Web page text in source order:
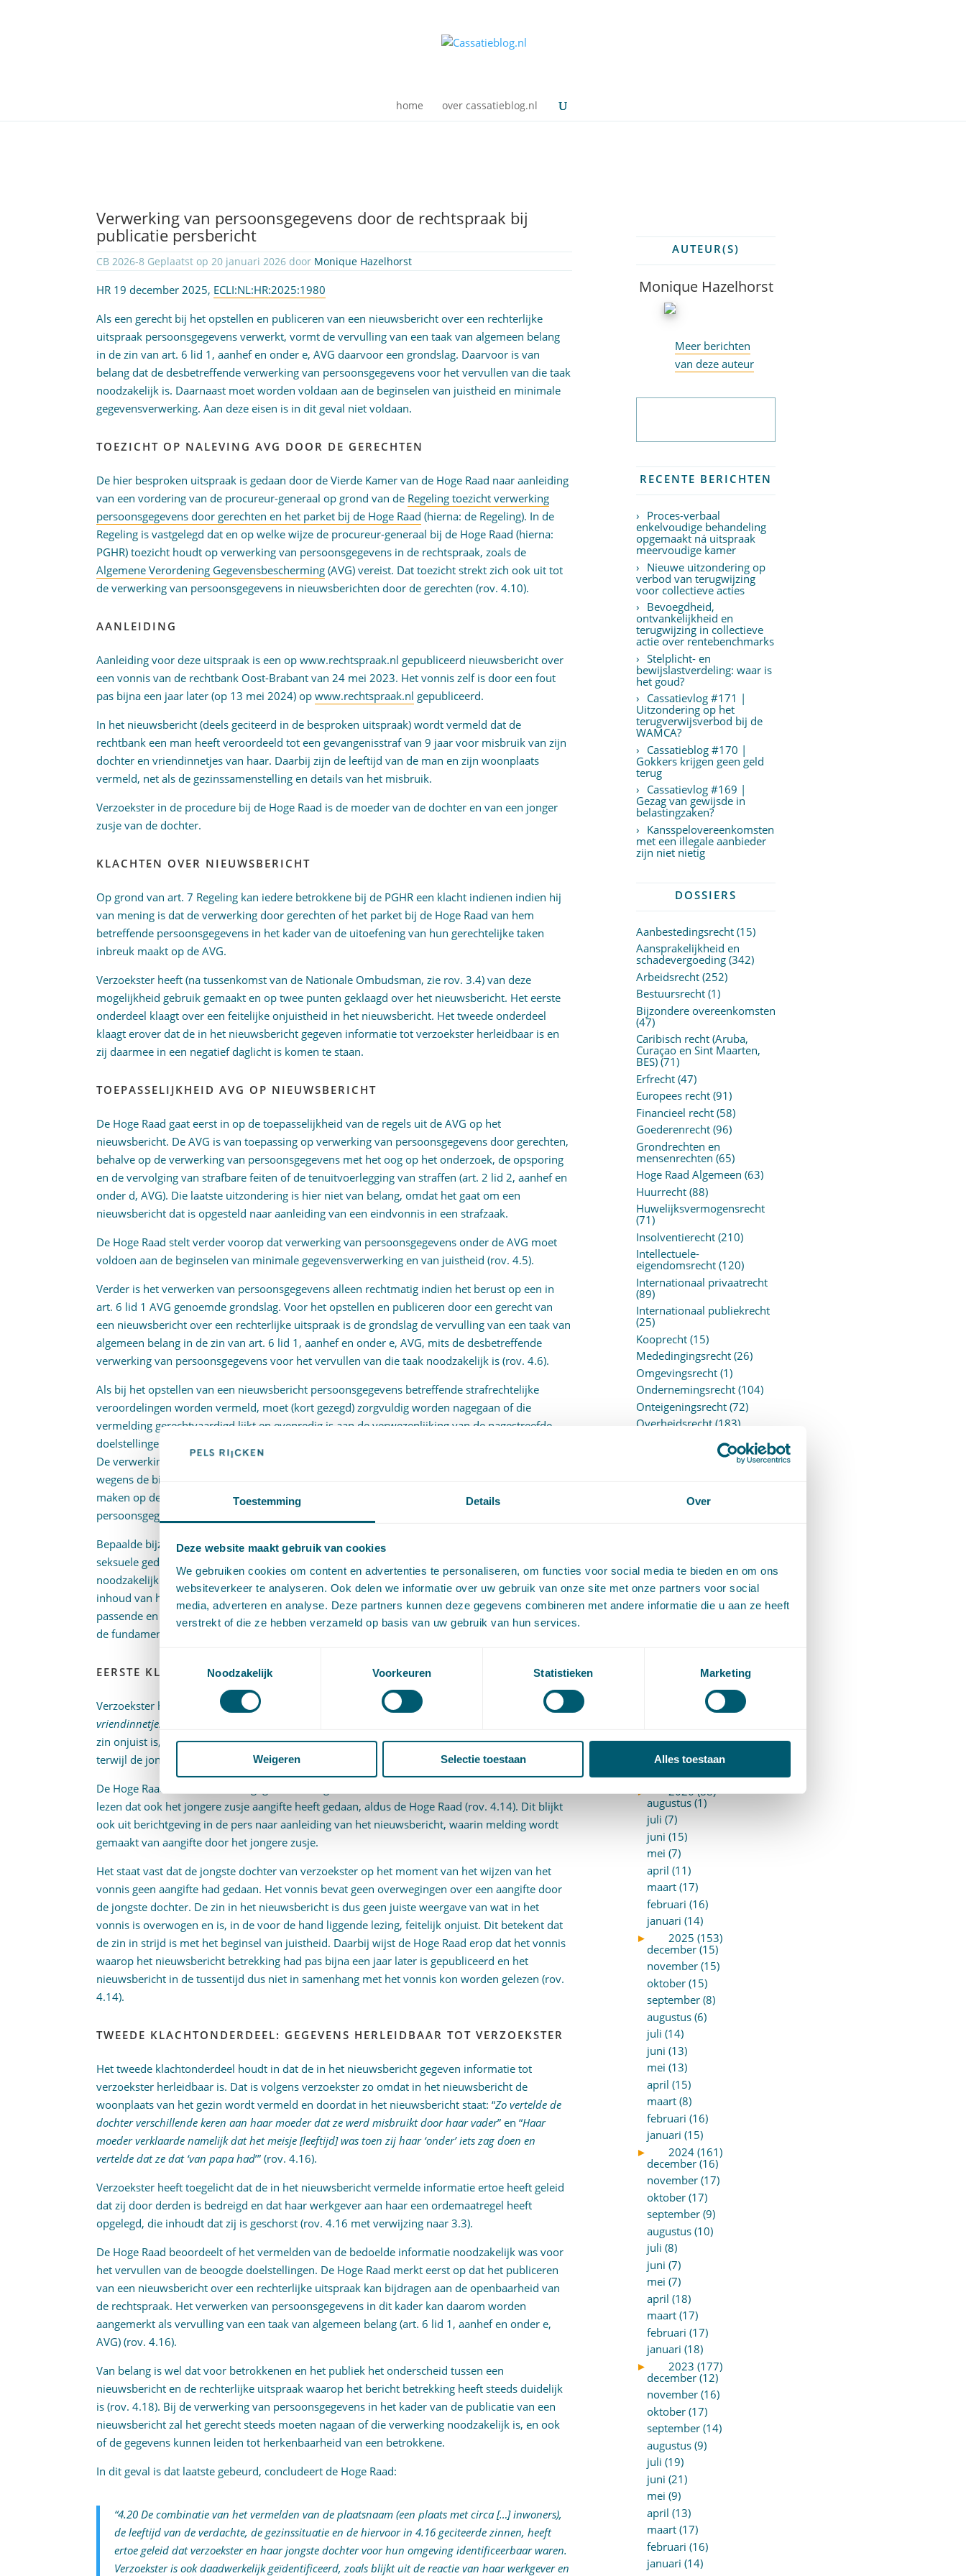
Toestemming Details Over
Deze website maakt gebruik van cookies
We gebruiken cookies om content en advertenties te personaliseren, om functies voor social media te bieden en om ons
websiteverkeer te analyseren. Ook delen we informatie over uw gebruik van onze site met onze partners voor social
media, adverteren en analyse. Deze partners kunnen deze gegevens combineren met andere informatie die u aan ze heeft
verstrekt of die ze hebben verzameld op basis van uw gebruik van hun services.
Noodzakelijk
Voorkeuren Statistieken Marketing
Weigeren Selectie toestaan Alles toestaan
home over cassatieblog.nl
Verwerking van persoonsgegevens door de rechtspraak bij
publicatie persbericht
CB 2026-8 Geplaatst op 20 januari 2026 door Monique Hazelhorst
HR 19 december 2025, ECLI:NL:HR:2025:1980
Als een gerecht bij het opstellen en publiceren van een nieuwsbericht over een rechterlijke
uitspraak persoonsgegevens verwerkt, vormt de vervulling van een taak van algemeen belang
in de zin van art. 6 lid 1, aanhef en onder e, AVG daarvoor een grondslag. Daarvoor is van
belang dat de desbetreffende verwerking van persoonsgegevens voor het vervullen van die taak
noodzakelijk is. Daarnaast moet worden voldaan aan de beginselen van juistheid en minimale
gegevensverwerking. Aan deze eisen is in dit geval niet voldaan.
TOEZICHT OP NALEVING AVG DOOR DE GERECHTEN
De hier besproken uitspraak is gedaan door de Vierde Kamer van de Hoge Raad naar aanleiding
van een vordering van de procureur-generaal op grond van de Regeling toezicht verwerking
persoonsgegevens door gerechten en het parket bij de Hoge Raad (hierna: de Regeling). In de
Regeling is vastgelegd dat en op welke wijze de procureur-generaal bij de Hoge Raad (hierna:
PGHR) toezicht houdt op verwerking van persoonsgegevens in de rechtspraak, zoals de
Algemene Verordening Gegevensbescherming (AVG) vereist. Dat toezicht strekt zich ook uit tot
de verwerking van persoonsgegevens in nieuwsberichten door de gerechten (rov. 4.10).
AANLEIDING
Aanleiding voor deze uitspraak is een op www.rechtspraak.nl gepubliceerd nieuwsbericht over
een vonnis van de rechtbank Oost-Brabant van 24 mei 2023. Het vonnis zelf is door een fout
pas bijna een jaar later (op 13 mei 2024) opwww.rechtspraak.nl gepubliceerd.
In het nieuwsbericht (deels geciteerd in de besproken uitspraak) wordt vermeld dat de
rechtbank een man heeft veroordeeld tot een gevangenisstraf van 9 jaar voor misbruik van zijn
dochter en vriendinnetjes van haar. Daarbij zijn de leeftijd van de man en zijn woonplaats
vermeld, net als de gezinssamenstelling en details van het misbruik.
Verzoekster in de procedure bij de Hoge Raad is de moeder van de dochter en van een jonger
zusje van de dochter.
KLACHTEN OVER NIEUWSBERICHT
Op grond van art. 7 Regeling kan iedere betrokkene bij de PGHR een klacht indienen indien hij
van mening is dat de verwerking door gerechten of het parket bij de Hoge Raad van hem
betreffende persoonsgegevens in het kader van de uitoefening van hun gerechtelijke taken
inbreuk maakt op de AVG.
Verzoekster heeft (na tussenkomst van de Nationale Ombudsman, zie rov. 3.4) van deze
mogelijkheid gebruik gemaakt en op twee punten geklaagd over het nieuwsbericht. Het eerste
onderdeel klaagt over een feitelijke onjuistheid in het nieuwsbericht. Het tweede onderdeel
klaagt erover dat de in het nieuwsbericht gegeven informatie tot verzoekster herleidbaar is en
zij daarmee in een negatief daglicht is komen te staan.
TOEPASSELIJKHEID AVG OP NIEUWSBERICHT
De Hoge Raad gaat eerst in op de toepasselijkheid van de regels uit de AVG op het
nieuwsbericht. De AVG is van toepassing op verwerking van persoonsgegevens door gerechten,
behalve op de verwerking van persoonsgegevens met het oog op het onderzoek, de opsporing
en de vervolging van strafbare feiten of de tenuitvoerlegging van straffen (art. 2 lid 2, aanhef en
onder d, AVG). Die laatste uitzondering is hier niet van belang, omdat het gaat om een
nieuwsbericht dat is opgesteld naar aanleiding van een eindvonnis in een strafzaak.
De Hoge Raad stelt verder voorop dat verwerking van persoonsgegevens onder de AVG moet
voldoen aan de beginselen van minimale gegevensverwerking en van juistheid (rov. 4.5).
Verder is het verwerken van persoonsgegevens alleen rechtmatig indien het berust op een in
art. 6 lid 1 AVG genoemde grondslag. Voor het opstellen en publiceren door een gerecht van
een nieuwsbericht over een rechterlijke uitspraak is de grondslag de vervulling van een taak van
algemeen belang in de zin van art. 6 lid 1, aanhef en onder e, AVG, mits de desbetreffende
verwerking van persoonsgegevens voor het vervullen van die taak noodzakelijk is (rov. 4.6).
Als bij het opstellen van een nieuwsbericht persoonsgegevens betreffende strafrechtelijke
veroordelingen worden vermeld, moet (kort gezegd) zorgvuldig worden nagegaan of die
vermelding gerechtvaardigd lijkt en evenredig is aan de verwezenlijking van de nagestreefde
doelstellingen, zo blijkt uit rechtspraak van het Hof van Justitie van de Europese Unie (HvJEU).
De verwerking van gegevens betreffende strafrechtelijke veroordelingen en strafbare feiten kan
wegens de bijzondere gevoeligheid van deze gegevens immers in zeer ernstige mate inbreuk
maken op de grondrechten op eerbiediging van het privéleven en op bescherming van
persoonsgegevens (rov. 4.6).
Bepaalde bijzondere categorieën persoonsgegevens, waaronder gegevens over iemands
seksuele gedrag of seksuele geaardheid, mogen bovendien alleen worden verwerkt als dat
noodzakelijk is om redenen van zwaarwegend algemeen belang. Daarbij moet de wezenlijke
inhoud van het recht op bescherming van persoonsgegevens worden geëerbiedigd en moeten
passende en specifieke maatregelen worden getroffen ter bescherming van de grondrechten en
de fundamentele belangen van de betrokkene (rov. 4.7).
EERSTE KLACHTONDERDEEL: ONJUISTE GEGEVENS
Verzoekster had in de eerste plaats geklaagd over de volgende zin uit het nieuwsbericht: “
Ook 3
vriendinnetjes van het meisje en haar jongere zusje deden aangifte
zin onjuist is, omdat die tot uitdrukking brengt dat het jongere zusje aangifte heeft gedaan,
terwijl de jongste dochter van verzoekster destijds (nog) geen aangifte had gedaan.
De Hoge Raad acht deze klacht gegrond. Het ligt voor de hand de zin in het nieuwsbericht zo te
lezen dat ook het jongere zusje aangifte heeft gedaan, aldus de Hoge Raad (rov. 4.14). Dit blijkt
ook uit berichtgeving in de pers naar aanleiding van het nieuwsbericht, waarin melding wordt
gemaakt van aangifte door het jongere zusje.
Het staat vast dat de jongste dochter van verzoekster op het moment van het wijzen van het
vonnis geen aangifte had gedaan. Het vonnis bevat geen overwegingen over een aangifte door
de jongste dochter. De zin in het nieuwsbericht is dus geen juiste weergave van wat in het
vonnis is overwogen en is, in de voor de hand liggende lezing, feitelijk onjuist. Dit betekent dat
de zin in strijd is met het beginsel van juistheid. Daarbij wijst de Hoge Raad erop dat het vonnis
waarop het nieuwsbericht betrekking had pas bijna een jaar later is gepubliceerd en het
nieuwsbericht in de tussentijd dus niet in samenhang met het vonnis kon worden gelezen (rov.
4.14).
TWEEDE KLACHTONDERDEEL: GEGEVENS HERLEIDBAAR TOT VERZOEKSTER
Het tweede klachtonderdeel houdt in dat de in het nieuwsbericht gegeven informatie tot
verzoekster herleidbaar is. Dat is volgens verzoekster zo omdat in het nieuwsbericht de
woonplaats van het gezin wordt vermeld en doordat in het nieuwsbericht staat: “Zo vertelde de
dochter verschillende keren aan haar moeder dat ze werd misbruikt door haar vader” en “Haar
moeder verklaarde namelijk dat het meisje [leeftijd] was toen zij haar ‘onder’ iets zag doen en
vertelde dat ze dat ‘van papa had’” (rov. 4.16).
Verzoekster heeft toegelicht dat de in het nieuwsbericht vermelde informatie ertoe heeft geleid
dat zij door derden is bedreigd en dat haar werkgever aan haar een ordemaatregel heeft
opgelegd, die inhoudt dat zij is geschorst (rov. 4.16 met verwijzing naar 3.3).
De Hoge Raad beoordeelt of het vermelden van de bedoelde informatie noodzakelijk was voor
het vervullen van de beoogde doelstellingen. De Hoge Raad merkt eerst op dat het publiceren
van een nieuwsbericht over een rechterlijke uitspraak kan bijdragen aan de openbaarheid van
de rechtspraak. Het verwerken van persoonsgegevens in dit kader kan daarom worden
aangemerkt als vervulling van een taak van algemeen belang (art. 6 lid 1, aanhef en onder e,
AVG) (rov. 4.16).
Van belang is wel dat voor betrokkenen en het publiek het onderscheid tussen een
nieuwsbericht en de rechterlijke uitspraak waarop het bericht betrekking heeft steeds duidelijk
is (rov. 4.18). Bij de verwerking van persoonsgegevens in het kader van de publicatie van een
nieuwsbericht zal het gerecht steeds moeten nagaan of die verwerking noodzakelijk is, en ook
of de gegevens kunnen leiden tot herkenbaarheid van een betrokkene.
In dit geval is dat laatste gebeurd, concludeert de Hoge Raad:
“4.20 De combinatie van het vermelden van de plaatsnaam (een plaats met circa […] inwoners),
de leeftijd van de verdachte, de gezinssituatie en de hiervoor in 4.16 geciteerde zinnen, heeft
ertoe geleid dat verzoekster en haar jongste dochter voor hun omgeving identificeerbaar waren.
Verzoekster is ook daadwerkelijk geïdentificeerd, zoals blijkt uit de reactie van haar werkgever en
AUTEUR(S)
Monique Hazelhorst
Meer berichten
van deze auteur
RECENTE BERICHTEN
Proces-verbaal
enkelvoudige behandeling
opgemaakt ná uitspraak
meervoudige kamer
Nieuwe uitzondering op
verbod van terugwijzing
voor collectieve acties
Bevoegdheid,
ontvankelijkheid en
terugwijzing in collectieve
actie over rentebenchmarks
Stelplicht- en
bewijslastverdeling: waar is
het goud?
Cassatievlog #171 |
Uitzondering op het
terugverwijsverbod bij de
WAMCA?
Cassatieblog #170 |
Gokkers krijgen geen geld
terug
Cassatievlog #169 |
Gezag van gewijsde in
belastingzaken?
Kansspelovereenkomsten
met een illegale aanbieder
zijn niet nietig
DOSSIERS
Aanbestedingsrecht(15)
Aansprakelijkheid en
schadevergoeding(342)
Arbeidsrecht(252)
Bestuursrecht(1)
Bijzondere overeenkomsten
(47)
Caribisch recht (Aruba,
Curaçao en Sint Maarten,
BES)(71)
Erfrecht(47)
Europees recht(91)
Financieel recht(58)
Goederenrecht(96)
Grondrechten en
mensenrechten (65)
Hoge Raad Algemeen (63)
Huurrecht(88)
Huwelijksvermogensrecht
(71)
Insolventierecht(210)
Intellectuele-
eigendomsrecht(120)
Internationaal privaatrecht
(89)
Internationaal publiekrecht
(25)
Kooprecht(15)
Mededingingsrecht(26)
Omgevingsrecht(1)
Ondernemingsrecht(104)
Onteigeningsrecht(72)
Overheidsrecht(183)
(27)
Personen- en familierecht
(28)
Strafrecht(12)
Verbintenissenrecht(323)
Vermogensrecht algemeen
(14)
Wvggz – Wzd (Wet Bopz
ARCHIEF
►
2026 (88)
augustus (1)
juli (7)
juni (15)
mei (7)
april (11)
maart (17)
februari (16)
januari (14)
►
2025 (153)
december (15)
november (15)
oktober (15)
september (8)
augustus (6)
juli (14)
juni (13)
mei (13)
april (15)
maart (8)
februari (16)
januari (15)
►
2024 (161)
december (16)
november (17)
oktober (17)
september (9)
augustus (10)
juli (8)
juni (7)
mei (7)
april (18)
maart (17)
februari (17)
januari (18)
►
2023 (177)
december (12)
november (16)
oktober (17)
september (14)
augustus (9)
juli (19)
juni (21)
mei (9)
april (13)
maart (17)
februari (16)
januari (14)